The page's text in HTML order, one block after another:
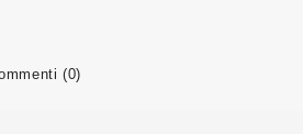
(0)